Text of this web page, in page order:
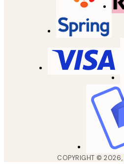
COPYRIGHT ©2026,